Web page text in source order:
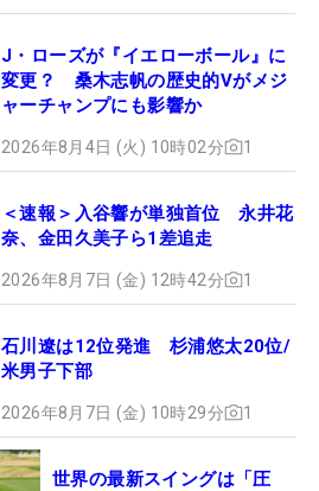
J・ローズが『イエローボール』に
変更？ 桑木志帆の歴史的Vがメジ
ャーチャンプにも影響か
2026年8月4日 (火) 10時02分 1
＜速報＞入谷響が単独首位 永井花
奈、金田久美子ら1差追走
2026年8月7日 (金) 12時42分 1
石川遼は12位発進 杉浦悠太20位/
米男子下部
2026年8月7日 (金) 10時29分 1
世界の最新スイングは「圧